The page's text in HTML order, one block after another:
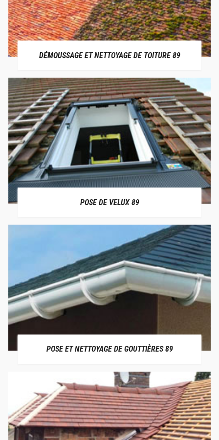
DÉMOUSSAGE ET NETTOYAGE DE TOITURE 89
POSE DE VELUX 89
POSE ET NETTOYAGE DE GOUTTIÈRES 89